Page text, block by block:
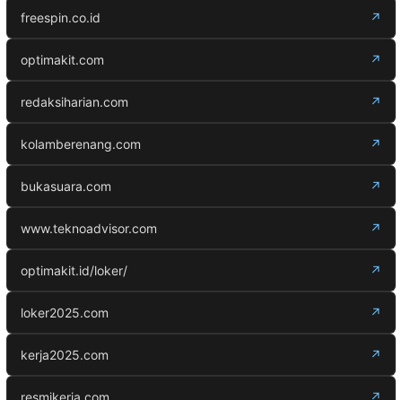
freespin.co.id ↗
optimakit.com ↗
redaksiharian.com ↗
kolamberenang.com ↗
bukasuara.com ↗
www.teknoadvisor.com ↗
optimakit.id/loker/ ↗
loker2025.com ↗
kerja2025.com ↗
resmikerja.com ↗